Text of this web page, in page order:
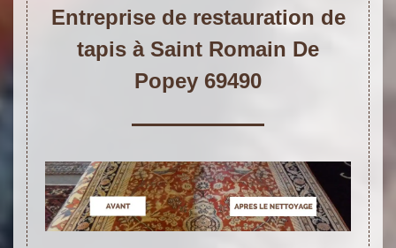
Entreprise de restauration de
tapis à Saint Romain De
Popey 69490